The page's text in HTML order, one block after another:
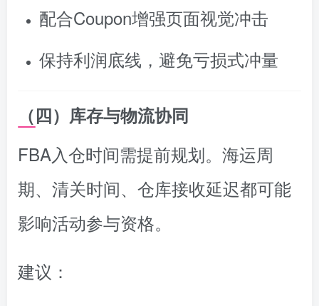
配合Coupon增强页面视觉冲击
保持利润底线，避免亏损式冲量
（四）库存与物流协同
FBA入仓时间需提前规划。海运周
期、清关时间、仓库接收延迟都可能
影响活动参与资格。
建议：